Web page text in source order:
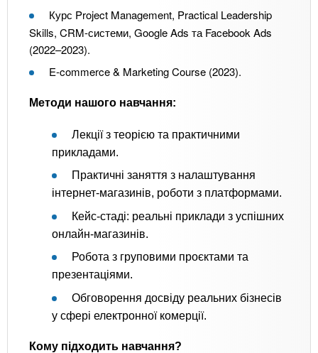
Курс Project Management, Practical Leadership
Skills, CRM-системи, Google Ads та Facebook Ads
(2022–2023).
E-commerce & Marketing Course (2023).
Методи нашого навчання:
Лекції з теорією та практичними
прикладами.
Практичні заняття з налаштування
інтернет-магазинів, роботи з платформами.
Кейс-стаді: реальні приклади з успішних
онлайн-магазинів.
Робота з груповими проєктами та
презентаціями.
Обговорення досвіду реальних бізнесів
у сфері електронної комерції.
Кому підходить навчання?